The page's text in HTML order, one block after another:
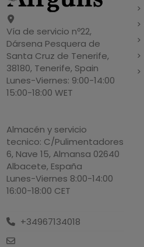
Vía de servicio nº22,
Dársena Pesquera de
Santa Cruz de Tenerife,
38180, Tenerife, Spain
Lunes-Viernes: 9:00-14:00
15:00-18:00 WET
Almacén y servicio
tecnico: C/Pulimentadores
6, Nave 15, Almansa 02640
Albacete, España
Lunes-Viernes 8:00-14:00
16:00-18:00 CET
+34967134018